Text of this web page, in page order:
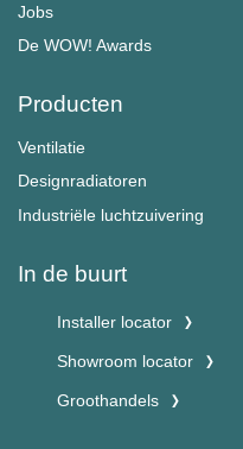
Jobs
De WOW! Awards
Producten
Ventilatie
Designradiatoren
Industriële luchtzuivering
In de buurt
Installer locator
Showroom locator
Groothandels